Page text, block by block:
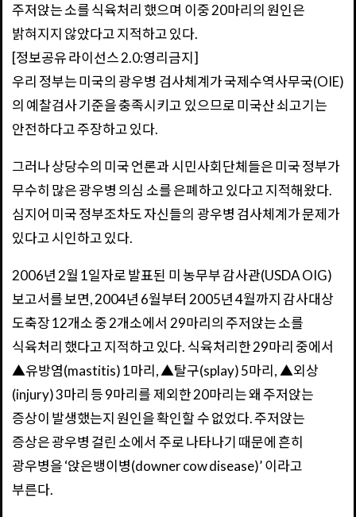
주저앉는 소를 식육처리 했으며 이중 20마리의 원인은
밝혀지지 않았다고 지적하고 있다.
[정보공유 라이선스 2.0:영리금지]
우리 정부는 미국의 광우병 검사체계가 국제수역사무국(OIE)
의 예찰검사 기준을 충족시키고 있으므로 미국산 쇠고기는
안전하다고 주장하고 있다.
그러나 상당수의 미국 언론과 시민사회단체들은 미국 정부가
무수히 많은 광우병 의심 소를 은폐하고 있다고 지적해왔다.
심지어 미국 정부조차도 자신들의 광우병 검사체계가 문제가
있다고 시인하고 있다.
2006년 2월 1일자로 발표된 미 농무부 감사관(USDA OIG)
보고서를 보면, 2004년 6월부터 2005년 4월까지 감사대상
도축장 12개소 중 2개소에서 29마리의 주저앉는 소를
식육처리 했다고 지적하고 있다. 식육처리한 29마리 중에서
▲유방염(mastitis) 1마리, ▲탈구(splay) 5마리, ▲외상
(injury) 3마리 등 9마리를 제외한 20마리는 왜 주저앉는
증상이 발생했는지 원인을 확인할 수 없었다. 주저앉는
증상은 광우병 걸린 소에서 주로 나타나기 때문에 흔히
광우병을 ‘앉은뱅이병(downer cow disease)’ 이라고
부른다.